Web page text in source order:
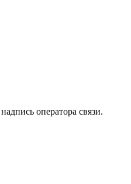
оператора связи.